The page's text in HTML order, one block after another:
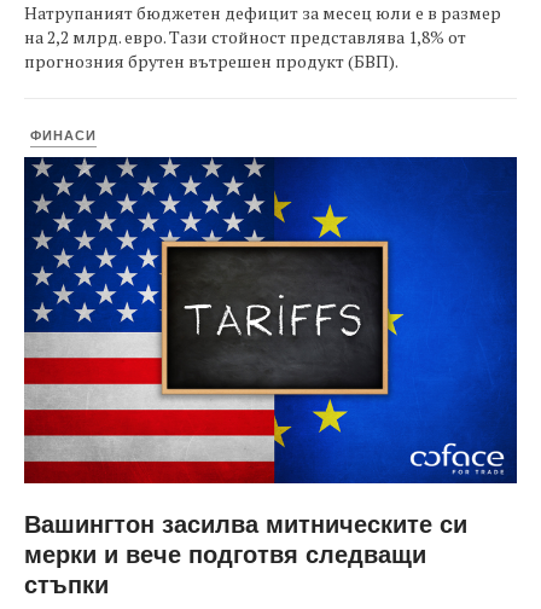
Натрупаният бюджетен дефицит за месец юли е в размер
на 2,2 млрд. евро. Тази стойност представлява 1,8% от
прогнозния брутен вътрешен продукт (БВП).
ФИНАСИ
Вашингтон засилва митническите си
мерки и вече подготвя следващи
стъпки